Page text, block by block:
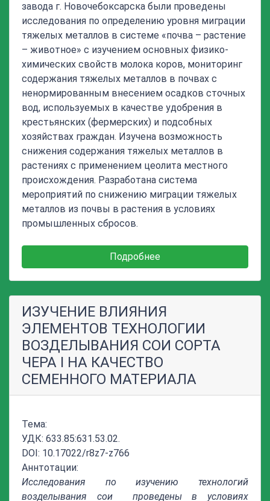
завода г. Новочебоксарска были проведены
исследования по определению уровня миграции
тяжелых металлов в системе «почва – растение
– животное» с изучением основных физико-
химических свойств молока коров, мониторинг
содержания тяжелых металлов в почвах с
ненормированным внесением осадков сточных
вод, используемых в качестве удобрения в
крестьянских (фермерских) и подсобных
хозяйствах граждан. Изучена возможность
снижения содержания тяжелых металлов в
растениях с применением цеолита местного
происхождения. Разработана система
мероприятий по снижению миграции тяжелых
металлов из почвы в растения в условиях
промышленных сбросов.
Подробнее
ИЗУЧЕНИЕ ВЛИЯНИЯ
ЭЛЕМЕНТОВ ТЕХНОЛОГИИ
ВОЗДЕЛЫВАНИЯ СОИ СОРТА
ЧЕРА I НА КАЧЕСТВО
СЕМЕННОГО МАТЕРИАЛА
Тема:
УДК: 633.85:631.53.02.
DOI: 10.17022/r8z7-z766
Аннтотации:
Исследования по изучению технологий
возделывания сои проведены в условиях